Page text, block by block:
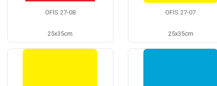
OFİS 27-08
25x35cm
OFİS 27-07
25x35cm